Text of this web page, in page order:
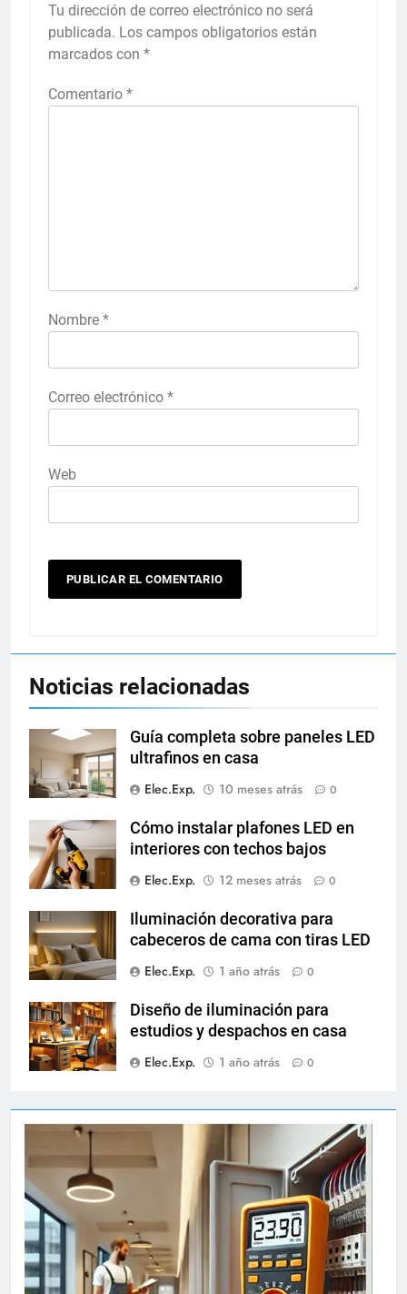
Tu dirección de correo electrónico no será
publicada. Los campos obligatorios están
marcados con *
Comentario *
Nombre *
Correo electrónico *
Web
Noticias relacionadas
Guía completa sobre paneles LED
ultrafinos en casa
Elec.Exp.
10 meses atrás 0
Cómo instalar plafones LED en
interiores con techos bajos
Elec.Exp.
12 meses atrás 0
Iluminación decorativa para
cabeceros de cama con tiras LED
Elec.Exp.
1 año atrás 0
Diseño de iluminación para
estudios y despachos en casa
Elec.Exp.
1 año atrás 0